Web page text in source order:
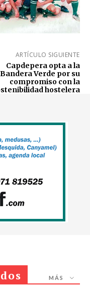
ARTÍCULO SIGUIENTE
Capdepera opta a la
Bandera Verde por su
compromiso con la
hostelera
MÁS